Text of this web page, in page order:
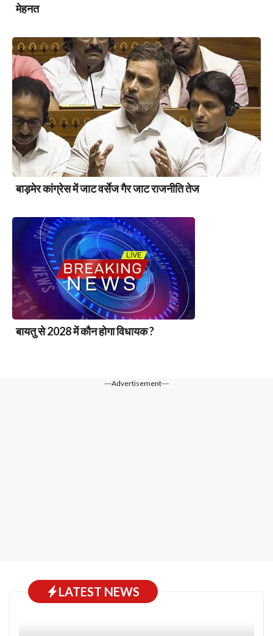
मेहनत
बाड़मेर कांग्रेस में जाट वर्सेज गैर जाट राजनीति तेज
बायतु से 2028 में कौन होगा विधायक ?
---Advertisement---
LATEST NEWS